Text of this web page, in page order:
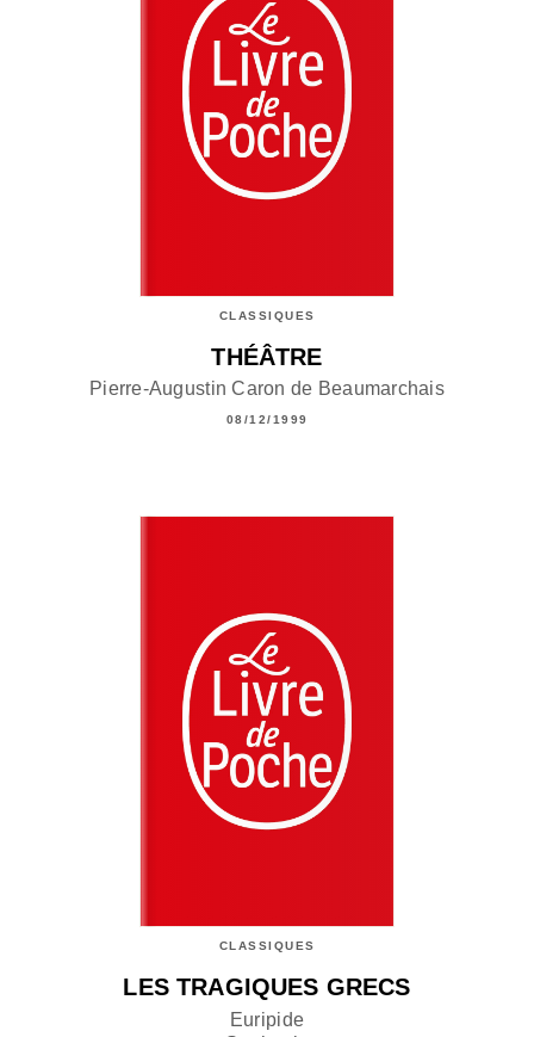
CLASSIQUES
THÉÂTRE
Pierre-Augustin Caron de Beaumarchais
08/12/1999
CLASSIQUES
LES TRAGIQUES GRECS
Euripide